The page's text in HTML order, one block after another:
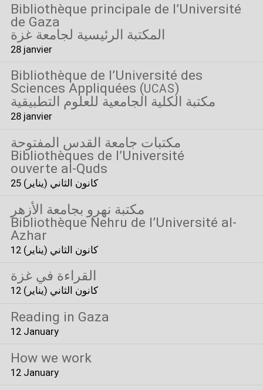
Bibliothèque principale de l’Université
de Gaza
المكتبة الرئيسية لجامعة غزة
28 janvier
Bibliothèque de l’Université des
Sciences Appliquées (UCAS)
مكتبة الكلية الجامعية للعلوم التطبيقية
28 janvier
مكتبات جامعة القدس المفتوحة
Bibliothèques de l’Université
ouverte al-Quds
25 كانون الثاني (يناير)
مكتبة نهرو بجامعة الأزهر
Bibliothèque Nehru de l’Université al-
Azhar
12 كانون الثاني (يناير)
القراءة في غزة
12 كانون الثاني (يناير)
Reading in Gaza
12 January
How we work
12 January